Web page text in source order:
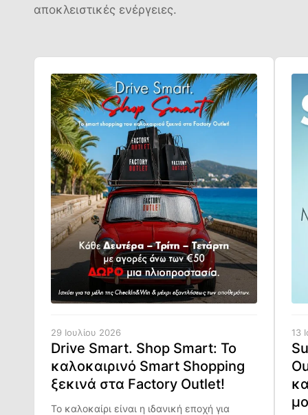
αποκλειστικές ενέργειες.
29 Ιουλίου 2026
Drive Smart. Shop Smart: Το
καλοκαιρινό Smart Shopping
ξεκινά στα Factory Outlet!
Το καλοκαίρι είναι η ιδανική εποχή για
13